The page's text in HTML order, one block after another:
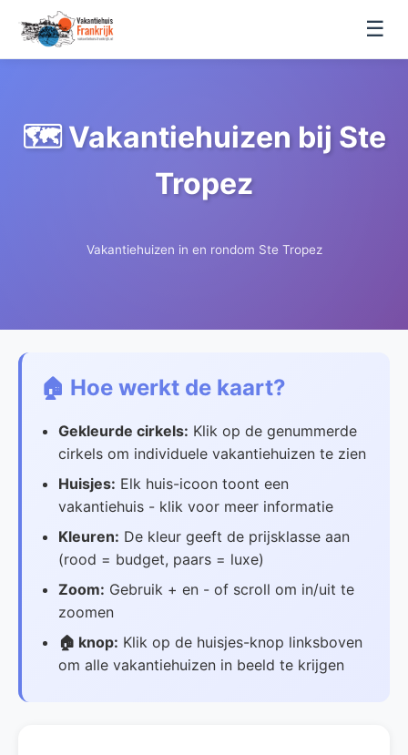
☰
🗺️ Vakantiehuizen bij Ste
Tropez
Vakantiehuizen in en rondom Ste Tropez
🏠 Hoe werkt de kaart?
Gekleurde cirkels: Klik op de genummerde
cirkels om individuele vakantiehuizen te zien
Huisjes: Elk huis-icoon toont een
vakantiehuis - klik voor meer informatie
Kleuren: De kleur geeft de prijsklasse aan
(rood = budget, paars = luxe)
Zoom: Gebruik + en - of scroll om in/uit te
zoomen
🏠 knop: Klik op de huisjes-knop linksboven
om alle vakantiehuizen in beeld te krijgen